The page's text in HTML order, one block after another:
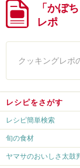
「かぼ
レポ
クッキングレポ
レシピをさがす
レシピ簡単検索
旬の食材
ヤマサのおいしさ太鼓